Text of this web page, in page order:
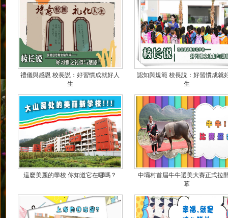
禮儀與感恩 校長説：好習慣成就好人
生
認知與規範 校長説：好習慣成就
生
這麼美麗的學校 你知道它在哪嗎？
中壩村首屆牛牛選美大賽正式拉
幕